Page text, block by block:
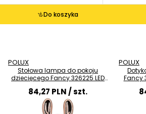
Do koszyka
POLUX
Stołowa lampa do pokoju
dziecięcego Fancy 326225 LED
2,5W 4000K biała złota
84,27 PLN/ szt.
POLUX
Fancy